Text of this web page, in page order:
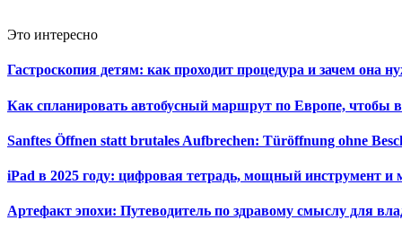
Это интересно
Гастроскопия детям: как проходит процедура и зачем она
Как спланировать автобусный маршрут по Европе, чтобы
Sanftes Öffnen statt brutales Aufbrechen: Türöffnung ohne
iPad в 2025 году: цифровая тетрадь, мощный инструмент и
Артефакт эпохи: Путеводитель по здравому смыслу для